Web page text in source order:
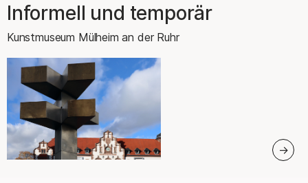
–Informell und temporär
Kunstmuseum Mülheim an der Ruhr